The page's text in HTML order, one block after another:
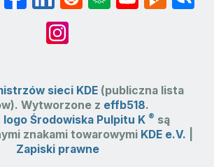
sieci KDE (publiczna lista
Wytworzone z effb518.
logo Środowiska Pulpitu K ® są
znakami towarowymi KDE e.V.
Zapiski prawne